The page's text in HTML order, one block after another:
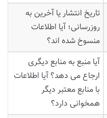
تاریخ انتشار یا آخرین به
روزرسانی؛ آیا اطلاعات
منسوخ شده اند؟
آیا منبع به منابع دیگری
ارجاع می دهد؟ آیا اطلاعات
با منابع معتبر دیگر
همخوانی دارد؟